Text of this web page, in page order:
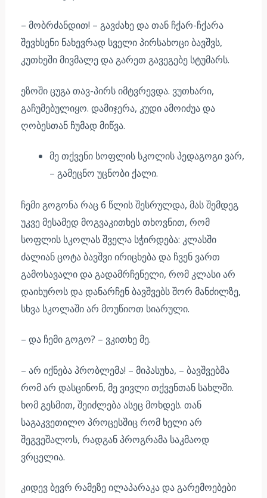
– მობრძანდით! – გავძახე და თან ჩქარ-ჩქარა
შევხსენი ნახევრად სველი პირსახოცი ბავშვს,
კუთხეში მივმალე და გარეთ გავეგებე სტუმარს.
ეზოში ცუგა თავ-პირს იმტვრევდა. ვუთხარი,
გაჩუმებულიყო. დამიჯერა, კუდი ამოიძუა და
ღობესთან ჩუმად მიწვა.
მე თქვენი სოფლის სკოლის პედაგოგი ვარ,
– გამეცნო უცნობი ქალი.
ჩემი გოგონა რაც 6 წლის შესრულდა, მას შემდეგ
უკვე მესამედ მოგვაკითხეს თხოვნით, რომ
სოფლის სკოლას შველა სჭირდება: კლასში
ძალიან ცოტა ბავშვი ირიცხება და ჩვენ ვართ
გამოსავალი და გადამრჩენელი, რომ კლასი არ
დაიხუროს და დანარჩენ ბავშვებს შორ მანძილზე,
სხვა სკოლაში არ მოუწიოთ სიარული.
– და ჩემი გოგო? – ვკითხე მე.
– არ იქნება პრობლემა! – მიპასუხა, – ბავშვებმა
რომ არ დასცინონ, მე ვივლი თქვენთან სახლში.
ხომ გესმით, შეიძლება ასეც მოხდეს. თან
საგაკვეთილო პროცესშიც რომ ხელი არ
შეგვეშალოს, რადგან პროგრამა საკმაოდ
ვრცელია.
კიდევ ბევრ რამეზე ილაპარაკა და გარემოებები